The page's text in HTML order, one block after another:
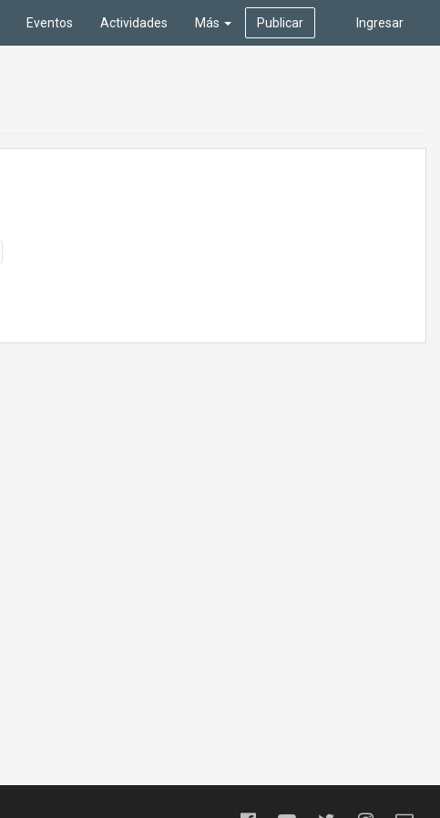
Ingresar
Eventos Actividades Más Publicar